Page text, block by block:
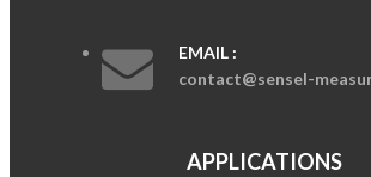
EMAIL :
contact@sensel-